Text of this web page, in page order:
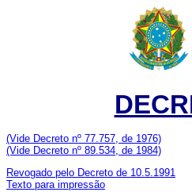
(Vide Decreto nº 77.757, de 1976)
(Vide Decreto nº 89.534, de 1984)
Revogado pelo Decreto de 10.5.1991
Texto para impressão